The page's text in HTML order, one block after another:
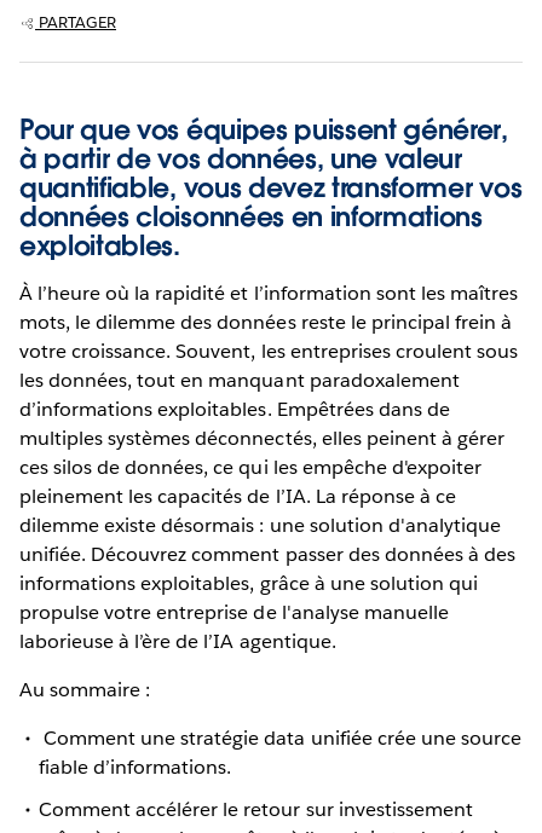
PARTAGER
Pour que vos équipes puissent générer,
à partir de vos données, une valeur
quantifiable, vous devez transformer vos
données cloisonnées en informations
exploitables.
À l’heure où la rapidité et l’information sont les maîtres
mots, le dilemme des données reste le principal frein à
votre croissance. Souvent, les entreprises croulent sous
les données, tout en manquant paradoxalement
d’informations exploitables. Empêtrées dans de
multiples systèmes déconnectés, elles peinent à gérer
ces silos de données, ce qui les empêche d'expoiter
pleinement les capacités de l’IA. La réponse à ce
dilemme existe désormais : une solution d'analytique
unifiée. Découvrez comment passer des données à des
informations exploitables, grâce à une solution qui
propulse votre entreprise de l'analyse manuelle
laborieuse à l’ère de l’IA agentique.
Au sommaire :
Comment une stratégie data unifiée crée une source
fiable d’informations.
Comment accélérer le retour sur investissement